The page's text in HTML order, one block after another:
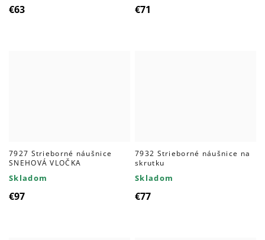
€63 €71
7927 Strieborné náušnice
SNEHOVÁ VLOČKA
Skladom
€97
7932 Strieborné náušnice na
skrutku
Skladom
€77